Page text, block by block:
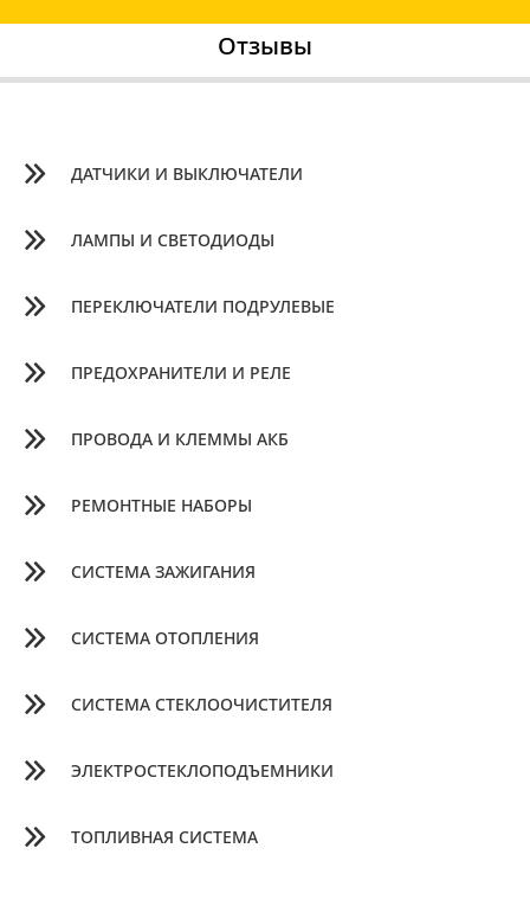
Отзывы
ДАТЧИКИ И ВЫКЛЮЧАТЕЛИ
ЛАМПЫ И СВЕТОДИОДЫ
ПЕРЕКЛЮЧАТЕЛИ ПОДРУЛЕВЫЕ
ПРЕДОХРАНИТЕЛИ И РЕЛЕ
ПРОВОДА И КЛЕММЫ АКБ
РЕМОНТНЫЕ НАБОРЫ
СИСТЕМА ЗАЖИГАНИЯ
СИСТЕМА ОТОПЛЕНИЯ
СИСТЕМА СТЕКЛООЧИСТИТЕЛЯ
ЭЛЕКТРОСТЕКЛОПОДЪЕМНИКИ
ТОПЛИВНАЯ СИСТЕМА